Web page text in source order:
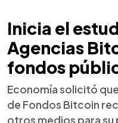
Inicia el
Agencias
fondos
Economía solicitó
de Fondos Bitcoin
otros medios para